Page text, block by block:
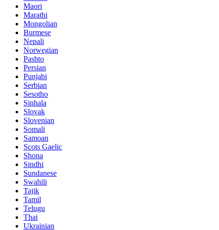
Maori
Marathi
Mongolian
Burmese
Nepali
Norwegian
Pashto
Persian
Punjabi
Serbian
Sesotho
Sinhala
Slovak
Slovenian
Somali
Samoan
Scots Gaelic
Shona
Sindhi
Sundanese
Swahili
Tajik
Tamil
Telugu
Thai
Ukrainian